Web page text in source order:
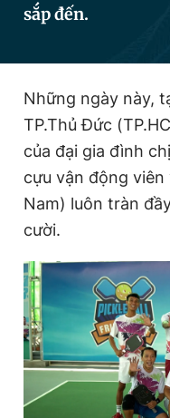
Theo dõi báo trên
Hotline
Đặt báo Quảng cáo
Tổng biên tập: Nguyễn
Phó tổng biên tập
Phó tổng biên tập: Lâm
Phó tổng biên tập: Trần
Tổng thư ký tòa soạn: Đức
Giấy phép xuất bản số
© 2003-2026 Bản quyền
chép dưới mọi hình thức
bản. Phát triển bởi ePi
sắp đến.
Những ngày này,
TP.Thủ Đức
của đại gia đình chị
cựu vận động
Nam) luôn tràn
cười.